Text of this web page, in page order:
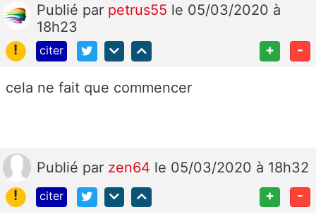
Publié par petrus55 le 05/03/2020 à
18h23
!
citer + -
cela ne fait que commencer
Publié par zen64 le 05/03/2020 à 18h32
!
citer + -